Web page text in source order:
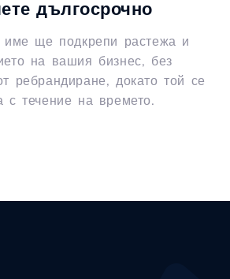
дългосрочно
име ще подкрепи растежа и
на вашия бизнес, без
ребрандиране, докато той се
с течение на времето.